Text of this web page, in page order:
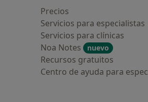
Precios
Servicios para especialistas
Servicios para clínicas
Noa Notes
nuevo
Recursos gratuitos
Centro de ayuda para